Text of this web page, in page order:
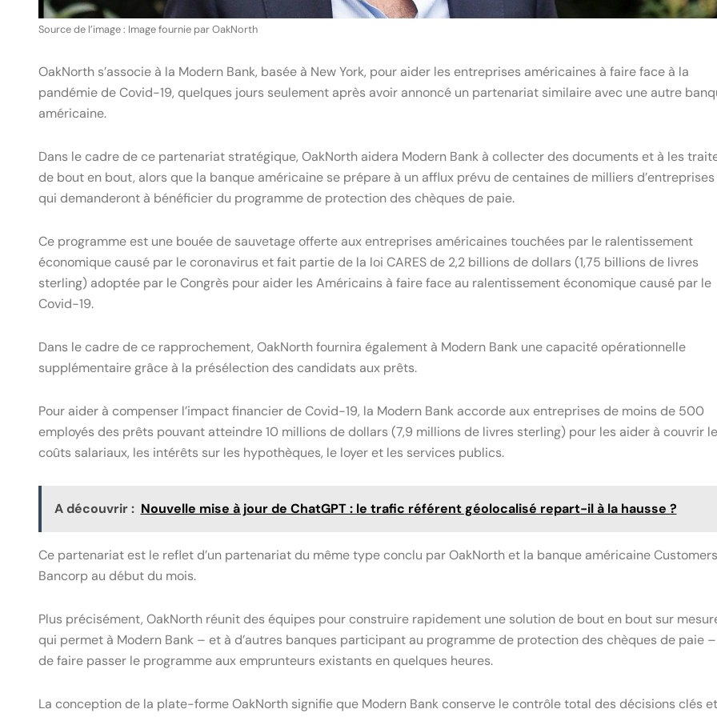
Source de l’image : Image fournie par OakNorth
OakNorth s’associe à la Modern Bank, basée à New York, pour aider les entreprises américaines à faire face à la
pandémie de Covid-19, quelques jours seulement après avoir annoncé un partenariat similaire avec une autre
américaine.
Dans le cadre de ce partenariat stratégique, OakNorth aidera Modern Bank à collecter des documents et à les
de bout en bout, alors que la banque américaine se prépare à un afflux prévu de centaines de milliers d’entreprises
qui demanderont à bénéficier du programme de protection des chèques de paie.
Ce programme est une bouée de sauvetage offerte aux entreprises américaines touchées par le ralentissement
économique causé par le coronavirus et fait partie de la loi CARES de 2,2 billions de dollars (1,75 billions de livres
sterling) adoptée par le Congrès pour aider les Américains à faire face au ralentissement économique causé par le
Covid-19.
Dans le cadre de ce rapprochement, OakNorth fournira également à Modern Bank une capacité opérationnelle
supplémentaire grâce à la présélection des candidats aux prêts.
Pour aider à compenser l’impact financier de Covid-19, la Modern Bank accorde aux entreprises de moins de 500
employés des prêts pouvant atteindre 10 millions de dollars (7,9 millions de livres sterling) pour les aider à couvrir
coûts salariaux, les intérêts sur les hypothèques, le loyer et les services publics.
A découvrir : Nouvelle mise à jour de ChatGPT : le trafic référent géolocalisé repart-il à la hausse ?
Ce partenariat est le reflet d’un partenariat du même type conclu par OakNorth et la banque américaine Customers
Bancorp au début du mois.
Plus précisément, OakNorth réunit des équipes pour construire rapidement une solution de bout en bout sur
qui permet à Modern Bank – et à d’autres banques participant au programme de protection des chèques de paie –
de faire passer le programme aux emprunteurs existants en quelques heures.
La conception de la plate-forme OakNorth signifie que Modern Bank conserve le contrôle total des décisions clés et